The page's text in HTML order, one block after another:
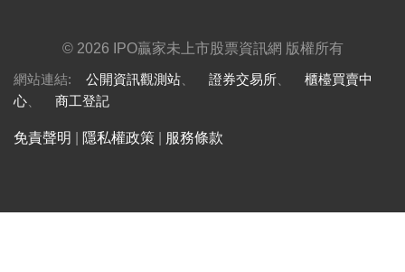
© 2026 IPO贏家未上市股票資訊網 版權所有
網站連結: 公開資訊觀測站 證券交易所
櫃檯買賣中
心
商工登記
免責聲明 隱私權政策 服務條款